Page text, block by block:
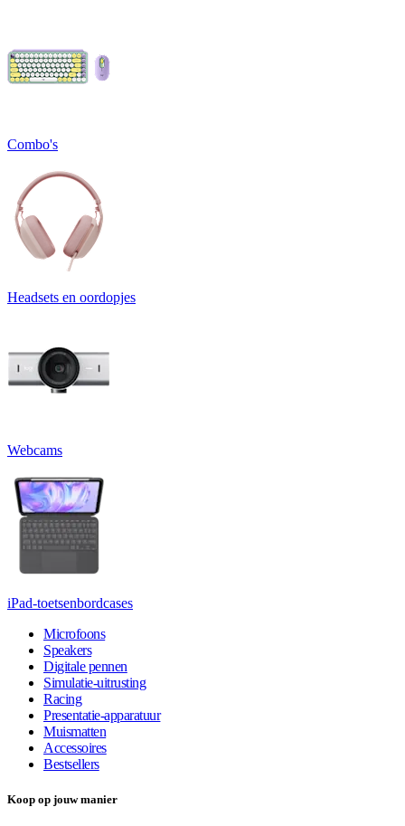
Combo's
Headsets en oordopjes
Webcams
iPad-toetsenbordcases
Microfoons
Speakers
Digitale pennen
Simulatie-uitrusting
Racing
Presentatie-apparatuur
Muismatten
Accessoires
Bestsellers
Koop op jouw manier